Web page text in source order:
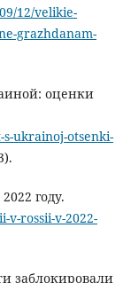
12/velikie-
grazhdanam-
оценки
ukrainoj-otsenki-
году.
v-rossii-v-2022-
заблокировали